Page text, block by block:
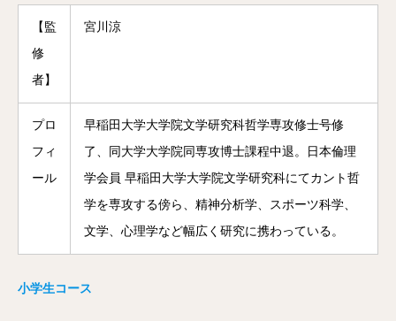
【監
修
者】
宮川涼
プロ
フィ
ール
早稲田大学大学院文学研究科哲学専攻修士号修
了、同大学大学院同専攻博士課程中退。日本倫理
学会員 早稲田大学大学院文学研究科にてカント哲
学を専攻する傍ら、精神分析学、スポーツ科学、
文学、心理学など幅広く研究に携わっている。
小学生コース